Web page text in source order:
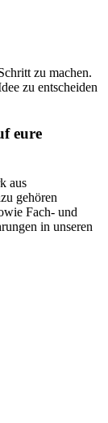
zu machen.
zu entscheiden
eure
aus
gehören
Fach- und
in unseren